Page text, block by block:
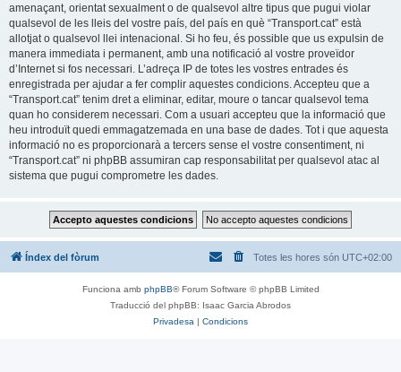
amenaçant, orientat sexualment o de qualsevol altre tipus que pugui violar
qualsevol de les lleis del vostre país, del país en què “Transport.cat” està
allotjat o qualsevol llei intenacional. Si ho feu, és possible que us expulsin de
manera immediata i permanent, amb una notificació al vostre proveïdor
d’Internet si fos necessari. L’adreça IP de totes les vostres entrades és
enregistrada per ajudar a fer complir aquestes condicions. Accepteu que a
“Transport.cat” tenim dret a eliminar, editar, moure o tancar qualsevol tema
quan ho considerem necessari. Com a usuari accepteu que la informació que
heu introduït quedi emmagatzemada en una base de dades. Tot i que aquesta
informació no es proporcionarà a tercers sense el vostre consentiment, ni
“Transport.cat” ni phpBB assumiran cap responsabilitat per qualsevol atac al
sistema que pugui comprometre les dades.
Índex del fòrum Totes les hores són UTC+02:00
Funciona amb phpBB® Forum Software © phpBB Limited
Traducció del phpBB: Isaac Garcia Abrodos
Privadesa | Condicions